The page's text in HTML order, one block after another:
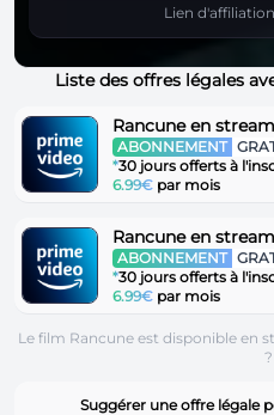
Lien
Liste des offres légales
Rancune en
ABONNEMENT
*30 jours offerts à
6.99€ par mois
Rancune en
ABONNEMENT
*30 jours offerts à
6.99€ par mois
Le film Rancune est disponible en
?
Suggérer une offre légale